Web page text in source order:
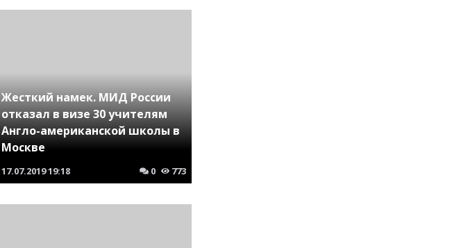
Жесткий намек. МИД России
отказал в визе 30 учителям
Англо-американской школы в
Москве
17.07.201919:18 0 773